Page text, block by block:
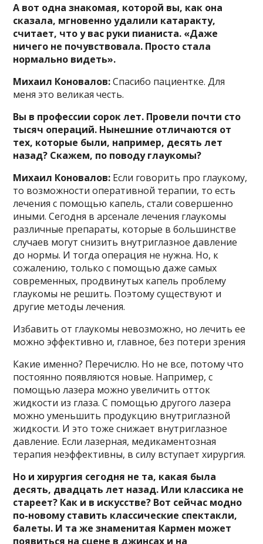
А вот одна знакомая, которой вы, как она
сказала, мгновенно удалили катаракту,
считает, что у вас руки пианиста. «Даже
ничего не почувствовала. Просто стала
нормально видеть».
Михаил Коновалов:Спасибо пациентке. Для
меня это великая честь.
Вы в профессии сорок лет. Провели почти сто
тысяч операций. Нынешние отличаются от
тех, которые были, например, десять лет
назад? Скажем, по поводу глаукомы?
Михаил Коновалов: Если говорить про глаукому,
то возможности оперативной терапии, то есть
лечения с помощью капель, стали совершенно
иными. Сегодня в арсенале лечения глаукомы
различные препараты, которые в большинстве
случаев могут снизить внутриглазное давление
до нормы. И тогда операция не нужна. Но, к
сожалению, только с помощью даже самых
современных, продвинутых капель проблему
глаукомы не решить. Поэтому существуют и
другие методы лечения.
Избавить от глаукомы невозможно, но лечить ее
можно эффективно и, главное, без потери зрения
Какие именно? Перечислю. Но не все, потому что
постоянно появляются новые. Например, с
помощью лазера можно увеличить отток
жидкости из глаза. С помощью другого лазера
можно уменьшить продукцию внутриглазной
жидкости. И это тоже снижает внутриглазное
давление. Если лазерная, медикаментозная
терапия неэффективны, в силу вступает хирургия.
Но и хирургия сегодня не та, какая была
десять, двадцать лет назад. Или классика не
стареет? Как и в искусстве? Вот сейчас модно
по-новому ставить классические спектакли,
балеты. И та же знаменитая Кармен может
появиться на сцене в джинсах и на